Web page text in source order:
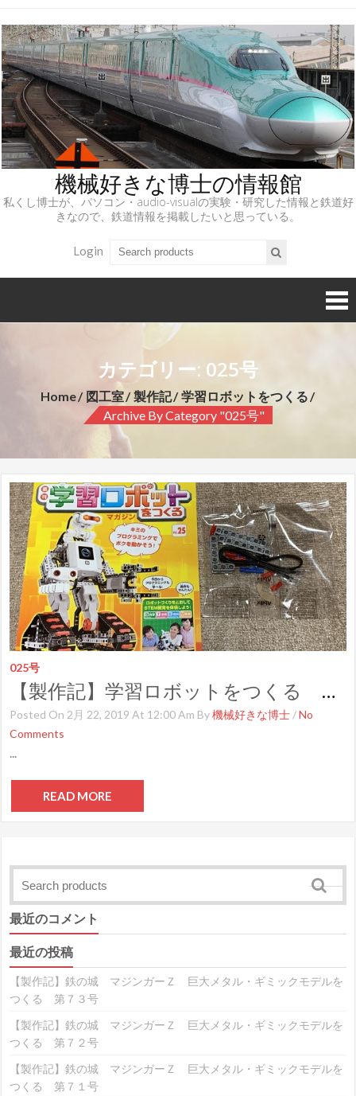
機械好きな博士の情報館
私くし博士が、パソコン・audio-visualの実験・研究した情報と鉄道好
きなので、鉄道情報を掲載したいと思っている。
Login
カテゴリー: 025号
Home 図工室 製作記
学習ロボットをつくる
Archive By Category "025号"
025号
【製作記】学習ロボットをつくる 第２５号
Posted On 2月 22, 2019 At 12:00 Am By機械好きな博士 /No
Comments
...
READ MORE
最近のコメント
最近の投稿
【製作記】鉄の城 マジンガーＺ 巨大メタル・ギミックモデルを
つくる 第７３号
【製作記】鉄の城 マジンガーＺ 巨大メタル・ギミックモデルを
つくる 第７２号
【製作記】鉄の城 マジンガーＺ 巨大メタル・ギミックモデルを
つくる 第７１号